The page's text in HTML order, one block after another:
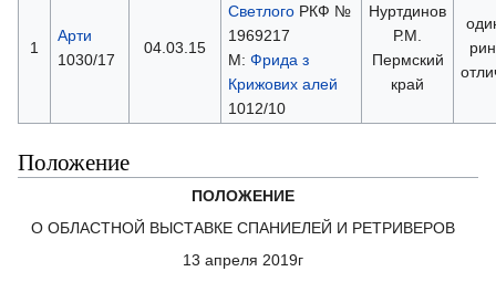
1
Арти
1030/17
04.03.15
СветлогоРКФ №
1969217
М: Фрида з
Крижових aлей
1012/10
Нуртдинов
Р.М.
Пермский
край
Положение
ПОЛОЖЕНИЕ
О ОБЛАСТНОЙ ВЫСТАВКЕ СПАНИЕЛЕЙ И РЕТРИВЕРОВ
13 апреля 2019г